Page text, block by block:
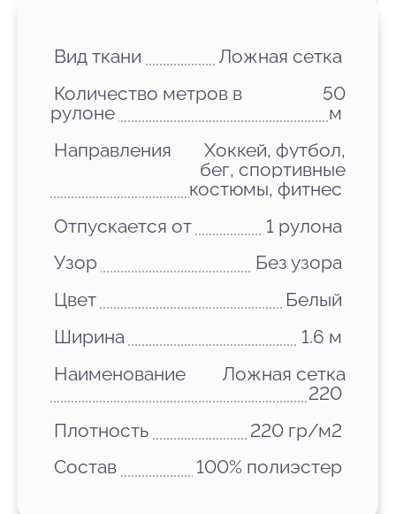
Вид ткани
Ложная сетка
Количество метров в
рулоне
50
м
Направления
Хоккей, футбол,
бег, спортивные
костюмы, фитнес
Отпускается от
1 рулона
Узор
Без узора
Цвет
Белый
Ширина
1.6 м
Наименование
Ложная сетка
220
Плотность
220 гр/м2
Состав
100% полиэстер